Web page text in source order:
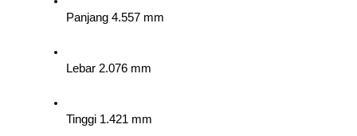
Panjang 4.557 mm
Lebar 2.076 mm
Tinggi 1.421 mm